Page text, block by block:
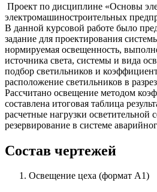
Проект по дисциплине «Основы
электромашиностроительных
В данной курсовой работе было
задание для проектирования
нормируемая освещенность,
источника света, системы и вида
подбор светильников и
расположение светильников в
Рассчитано освещение методом
составлена итоговая таблица
расчетные нагрузки осветительной
резервирование в системе
Состав чертежей
Освещение цеха (формат А1)